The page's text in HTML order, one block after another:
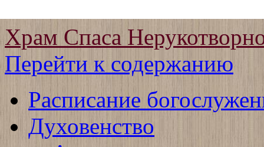
Храм Спаса
Перейти к содержанию
Расписание
Духовенство